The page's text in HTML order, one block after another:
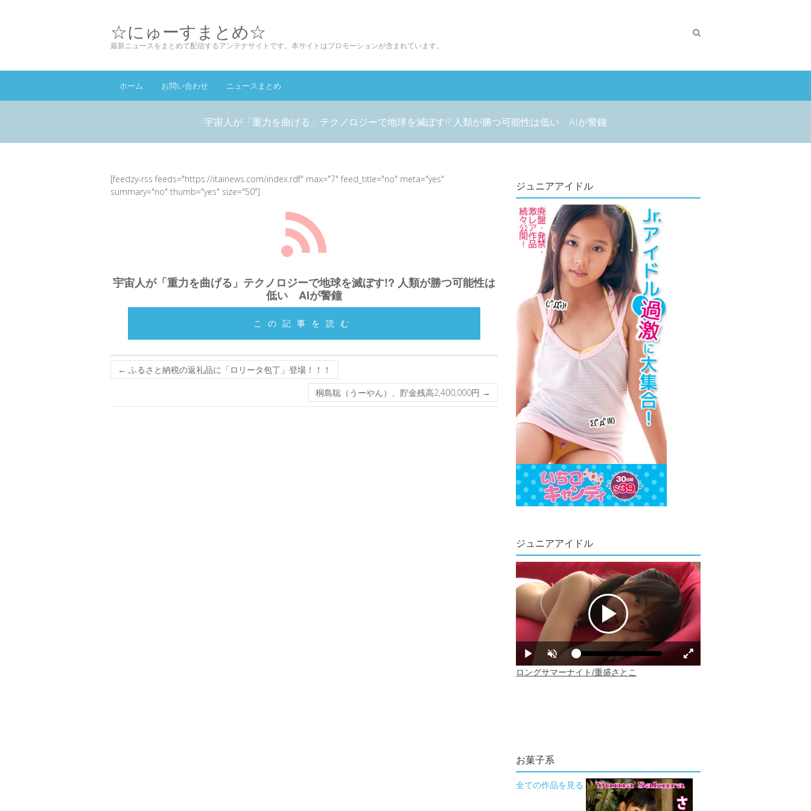
☆にゅーすまとめ☆
最新ニュースをまとめて配信するアンテナサイトです。本サイトはプロモーションが含まれています。
ホーム お問い合わせ ニュースまとめ
宇宙人が「重力を曲げる」テクノロジーで地球を滅ぼす!? 人類が勝つ可能性は低い AIが警鐘
[feedzy-rss feeds="https://itainews.com/index.rdf" max="7" feed_title="no" meta="yes"
summary="no" thumb="yes" size="50"]
宇宙人が「重力を曲げる」テクノロジーで地球を滅ぼす!? 人類が勝つ可能性は
低い AIが警鐘
この記事を読む
← ふるさと納税の返礼品に「ロリータ包丁」登場！！！
桐島聡（うーやん）、貯金残高2,400,000円 →
ジュニアアイドル
ジュニアアイドル
お菓子系
全ての作品を見る